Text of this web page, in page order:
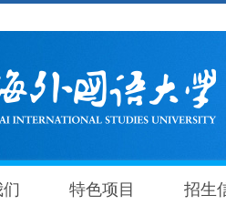
特色项目 招生